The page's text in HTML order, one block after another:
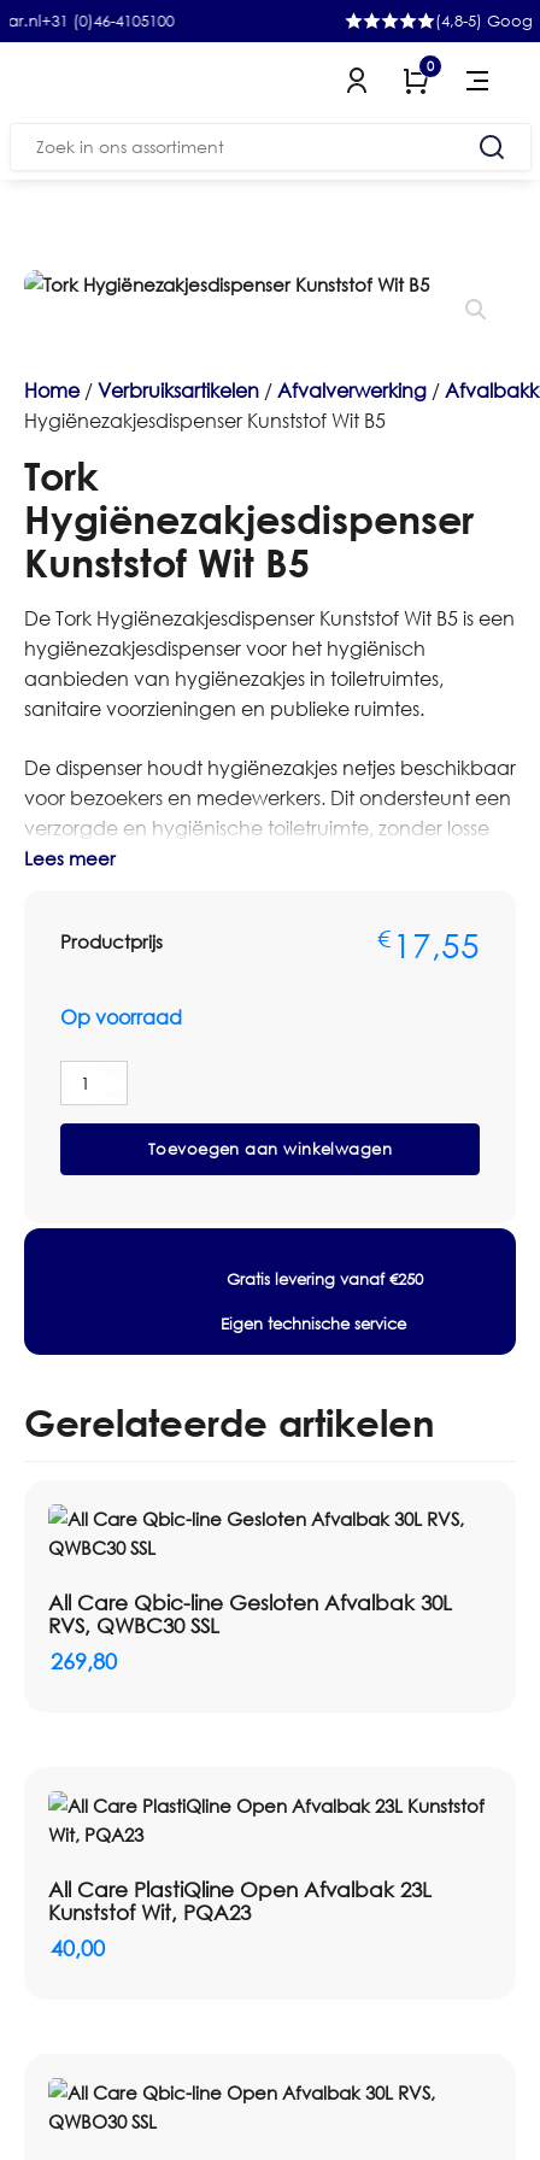
(0)46-4105100 (4,8-5) Google
0
Zoeken
Home/Verbruiksartikelen /Afvalverwerking /
Hygiënezakjesdispenser Kunststof Wit B5
Tork
Hygiënezakjesdispenser
Kunststof Wit B5
De Tork Hygiënezakjesdispenser Kunststof Wit B5 is een
hygiënezakjesdispenser voor het hygiënisch
aanbieden van hygiënezakjes in toiletruimtes,
sanitaire voorzieningen en publieke ruimtes.
De dispenser houdt hygiënezakjes netjes beschikbaar
voor bezoekers en medewerkers. Dit ondersteunt een
verzorgde en hygiënische toiletruimte, zonder losse
verpakkingen of rommelige presentatie.
formaat en de uitvoering passen bij de gewenste
ruimte.
Bestelt u dit artikel in grotere aantallen of op basis van
terugkerende afname? Neem dan contact op met
Omnimar voor persoonlijk advies of een
maatwerkofferte. We denken graag mee over
Producttype: Hygiënezakjesdispenser
Merk: Tork
Kleur: Wit
Systeem: B5
Lees meer
Productprijs € 17,55
Op voorraad
Tork
Hygiënezakjesdispenser
Kunststof
B5
Toevoegen aan winkelwagen
Gratis levering vanaf €250
Eigen technische service
Gerelateerde artikelen
All Care Qbic-line Gesloten Afvalbak 30L
RVS, QWBC30 SSL
269,80
All Care PlastiQline Open Afvalbak 23L
Kunststof Wit, PQA23
40,00